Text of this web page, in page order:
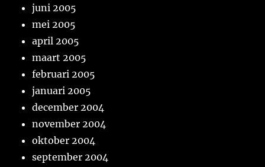
juni 2005
mei 2005
april 2005
maart 2005
februari 2005
januari 2005
december 2004
november 2004
oktober 2004
september 2004